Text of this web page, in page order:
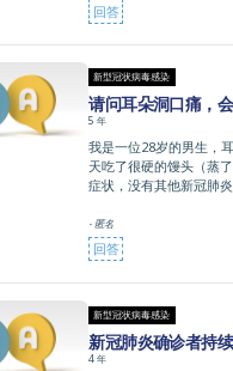
回答
新型冠状病毒感染
请问耳朵洞口痛，
5 年
我是一位28岁的男生，
天吃了很硬的馒头（蒸
症状，没有其他新冠肺
- 匿名
回答
新型冠状病毒感染
新冠肺炎确诊者持
4 年